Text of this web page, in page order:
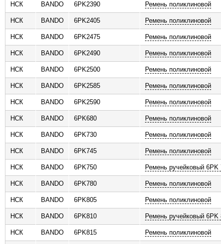
НСК BANDO 6PK2390 Ремень поликлиновой
НСК BANDO 6PK2405 Ремень поликлиновой
НСК BANDO 6PK2475 Ремень поликлиновой
НСК BANDO 6PK2490 Ремень поликлиновой
НСК BANDO 6PK2500 Ремень поликлиновой
НСК BANDO 6PK2585 Ремень поликлиновой
НСК BANDO 6PK2590 Ремень поликлиновой
НСК BANDO 6PK680 Ремень поликлиновой
НСК BANDO 6PK730 Ремень поликлиновой
НСК BANDO 6PK745 Ремень поликлиновой
НСК BANDO 6PK750 Ремень ручейковый 6РK
НСК BANDO 6PK780 Ремень поликлиновой
НСК BANDO 6PK805 Ремень поликлиновой
НСК BANDO 6PK810 Ремень ручейковый 6PK
НСК BANDO 6PK815 Ремень поликлиновой